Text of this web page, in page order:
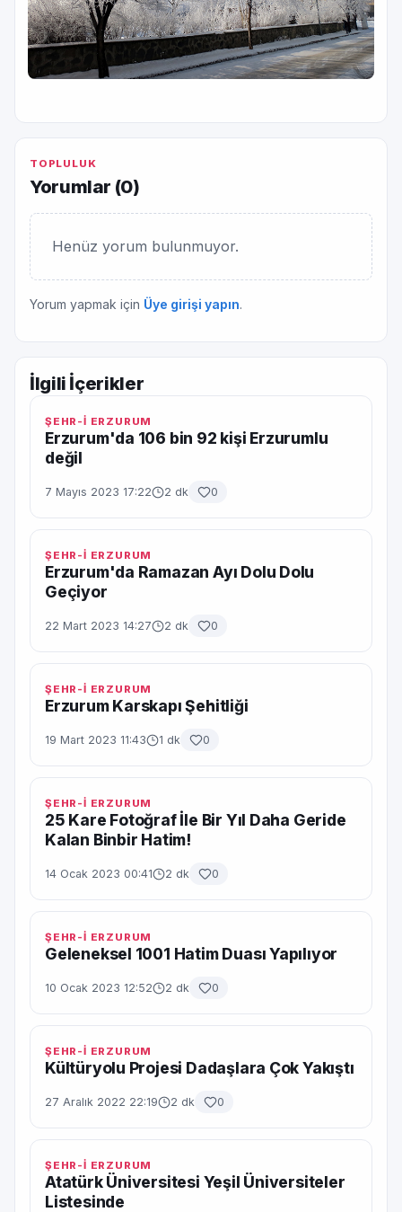
TOPLULUK
Yorumlar (0)
Henüz yorum bulunmuyor.
Yorum yapmak için Üye girişi yapın.
İlgili İçerikler
ŞEHR-İ ERZURUM
Erzurum'da 106 bin 92 kişi Erzurumlu
değil
7 Mayıs 2023 17:22 2 dk 0
ŞEHR-İ ERZURUM
Erzurum'da Ramazan Ayı Dolu Dolu
Geçiyor
22 Mart 2023 14:27 2 dk 0
ŞEHR-İ ERZURUM
Erzurum Karskapı Şehitliği
19 Mart 2023 11:43 1 dk 0
ŞEHR-İ ERZURUM
25 Kare Fotoğraf İle Bir Yıl Daha Geride
Kalan Binbir Hatim!
14 Ocak 2023 00:41 2 dk 0
ŞEHR-İ ERZURUM
Geleneksel 1001 Hatim Duası Yapılıyor
10 Ocak 2023 12:52 2 dk 0
ŞEHR-İ ERZURUM
Kültüryolu Projesi Dadaşlara Çok Yakıştı
27 Aralık 2022 22:19 2 dk 0
ŞEHR-İ ERZURUM
Atatürk Üniversitesi Yeşil Üniversiteler
Listesinde